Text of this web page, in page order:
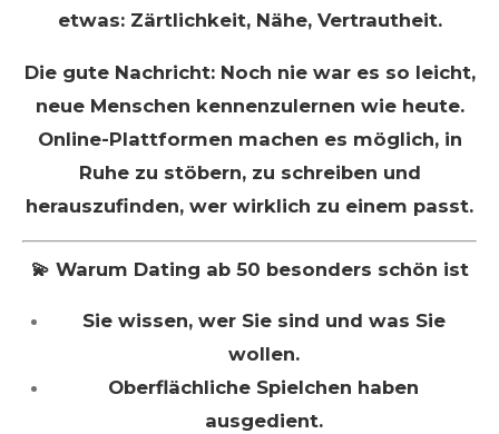
etwas: Zärtlichkeit, Nähe, Vertrautheit.
Die gute Nachricht: Noch nie war es so leicht,
neue Menschen kennenzulernen wie heute.
Online-Plattformen machen es möglich, in
Ruhe zu stöbern, zu schreiben und
herauszufinden, wer wirklich zu einem passt.
💫 Warum Dating ab 50 besonders schön ist
Sie wissen, wer Sie sind und was Sie
wollen.
Oberflächliche Spielchen haben
ausgedient.